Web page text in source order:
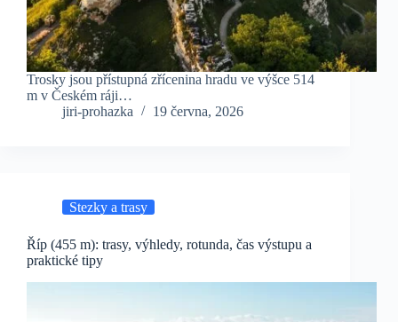
Trosky jsou přístupná zřícenina hradu ve výšce 514
m v Českém ráji…
jiri-prohazka
19 června, 2026
Stezky a trasy
Říp (455 m): trasy, výhledy, rotunda, čas výstupu a
praktické tipy